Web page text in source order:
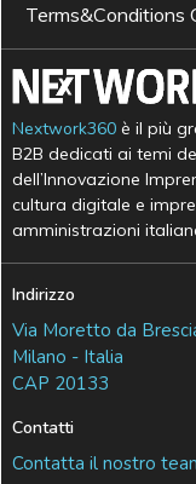
Terms&Conditions
Nextwork360 è il più
B2B dedicati ai temi
dell’Innovazione
cultura digitale e
amministrazioni
Indirizzo
Via Moretto da
Milano - Italia
CAP 20133
Contatti
Contatta il nostro